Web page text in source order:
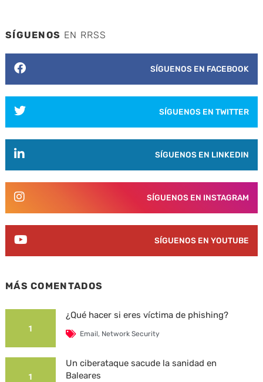
SÍGUENOS EN RRSS
SÍGUENOS EN FACEBOOK
SÍGUENOS EN TWITTER
SÍGUENOS EN LINKEDIN
SÍGUENOS EN INSTAGRAM
SÍGUENOS EN YOUTUBE
MÁS COMENTADOS
1
¿Qué hacer si eres víctima de phishing?
Email, Network Security
1
Un ciberataque sacude la sanidad en
Baleares